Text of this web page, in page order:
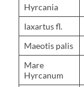
Hyrcania
Iaxartus fl.
Maeotis palis
Mare
Hyrcanum